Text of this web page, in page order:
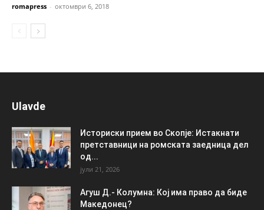
romapress - октомври 6, 2018
Ulavde
Историски прием во Скопје: Истакнати
претставници на ромската заедница дел
од...
јули 21, 2026
Агуш Д.- Колумна: Кој има право да биде
Македонец?